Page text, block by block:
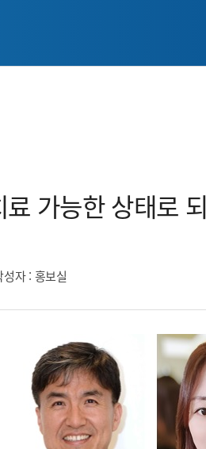
가능한 상태로
성자: 홍보실